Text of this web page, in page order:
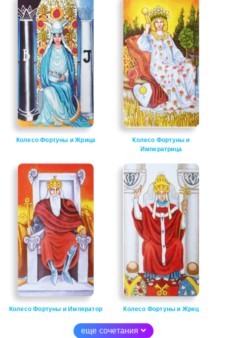
Колесо Фортуны и Жрица
Колесо Фортуны и
Императрица
Колесо Фортуны и Император Колесо Фортуны и Жрец
еще сочетания